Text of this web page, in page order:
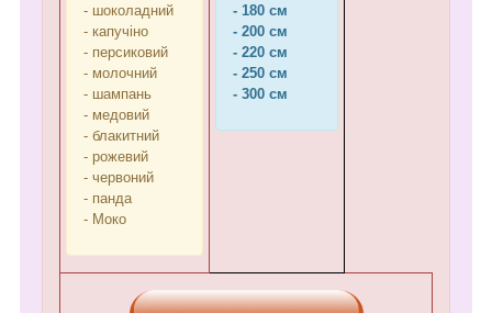
- шоколадний
- капучіно
- персиковий
- молочний
- шампань
- медовий
- блакитний
- рожевий
- червоний
- панда
- Моко
- 180 см
- 200 см
- 220 см
- 250 см
- 300 см